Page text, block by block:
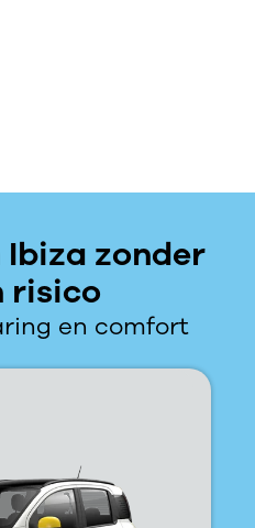
zonder
risico
en comfort